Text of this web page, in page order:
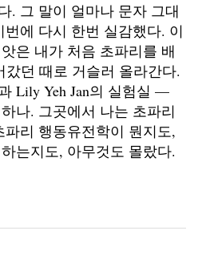
. 그 말이 얼마나 문자 그대
에 다시 한번 실감했다. 이
은 내가 처음 초파리를 배
갔던 때로 거슬러 올라간다.
Lily Yeh Jan의 실험실 —
나. 그곳에서 나는 초파리
리 행동유전학이 뭔지도,
는지도, 아무것도 몰랐다.